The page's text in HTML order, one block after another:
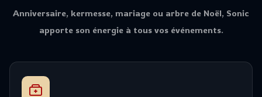
Anniversaire, kermesse, mariage ou arbre de Noël, Sonic
apporte son énergie à tous vos événements.